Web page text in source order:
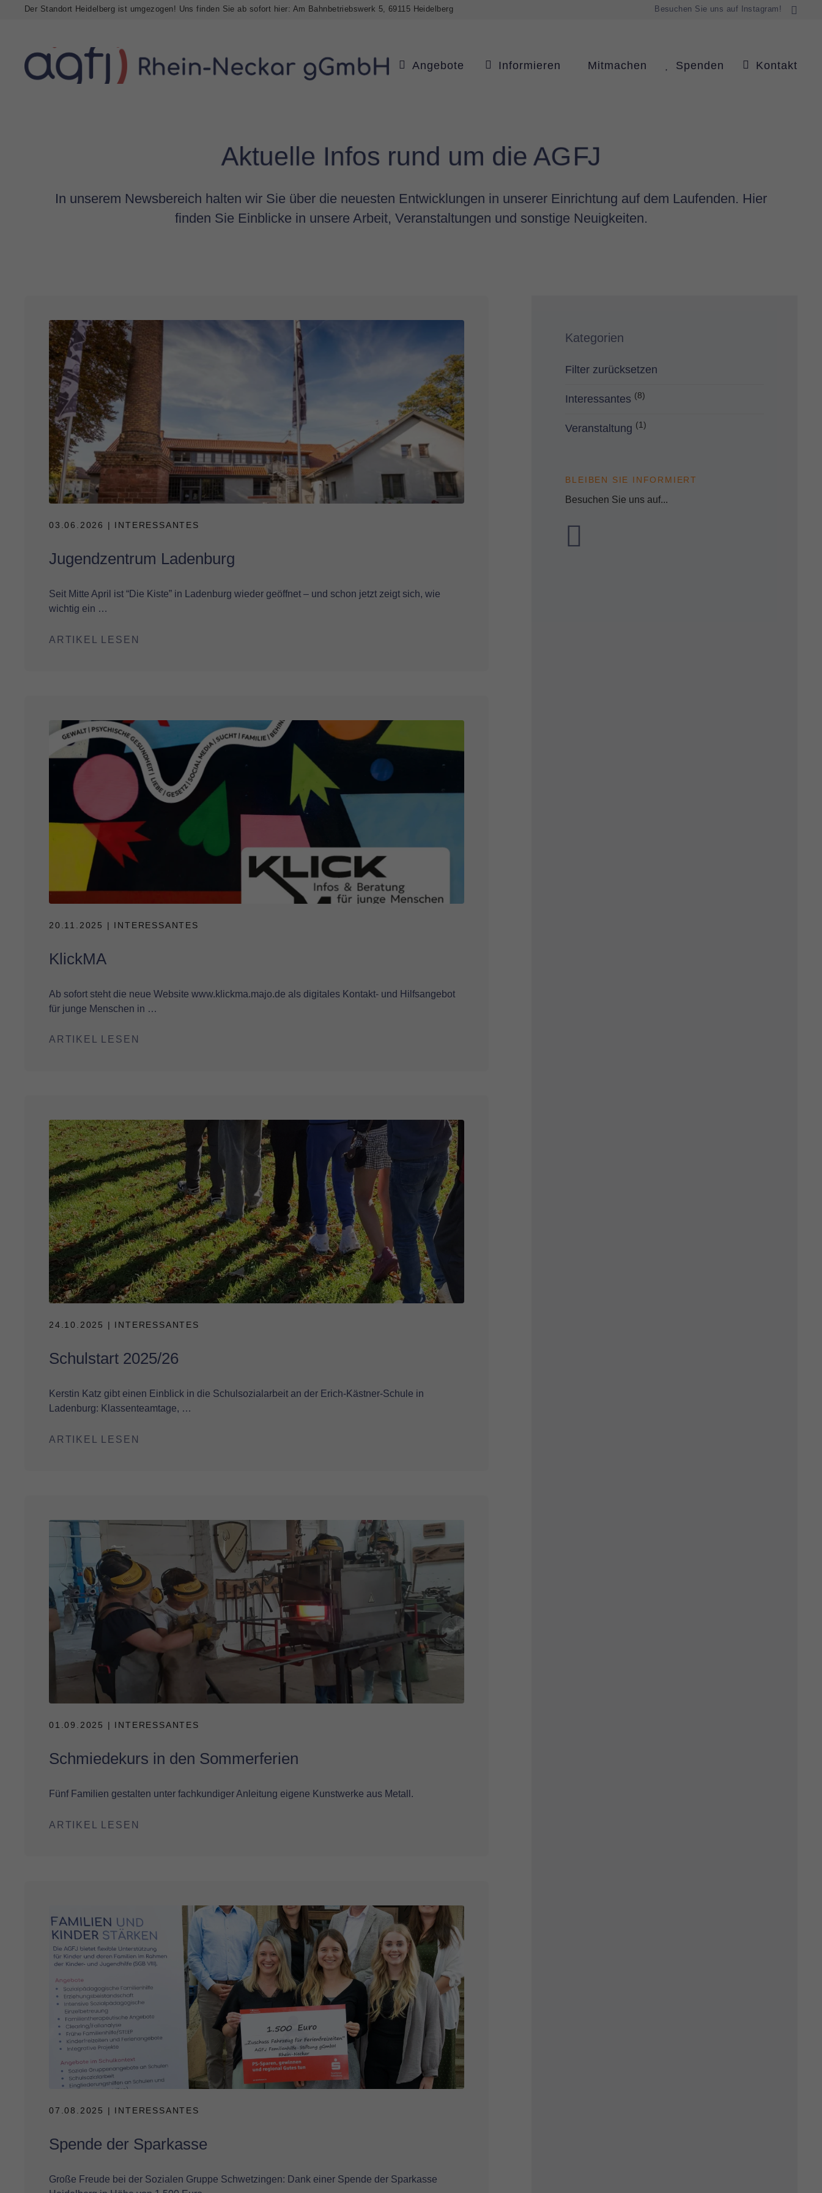
Der Standort Heidelberg ist umgezogen! Uns finden Sie ab sofort hier: Am Bahnbetriebswerk 5, 69115 Heidelberg Besuchen Sie uns auf Instagram!
Angebote Informieren Mitmachen Spenden Kontakt
Aktuelle Infos rund um die AGFJ
In unserem Newsbereich halten wir Sie über die neuesten Entwicklungen in unserer Einrichtung auf dem Laufenden. Hier
finden Sie Einblicke in unsere Arbeit, Veranstaltungen und sonstige Neuigkeiten.
03.06.2026 | INTERESSANTES
Jugendzentrum Ladenburg
Seit Mitte April ist “Die Kiste” in Ladenburg wieder geöffnet – und schon jetzt zeigt sich, wie
wichtig ein …
ARTIKEL LESEN
20.11.2025 | INTERESSANTES
KlickMA
Ab sofort steht die neue Website www.klickma.majo.de als digitales Kontakt- und Hilfsangebot
für junge Menschen in …
ARTIKEL LESEN
24.10.2025 | INTERESSANTES
Schulstart 2025/26
Kerstin Katz gibt einen Einblick in die Schulsozialarbeit an der Erich-Kästner-Schule in
Ladenburg: Klassenteamtage, …
ARTIKEL LESEN
01.09.2025 | INTERESSANTES
Schmiedekurs in den Sommerferien
Fünf Familien gestalten unter fachkundiger Anleitung eigene Kunstwerke aus Metall.
ARTIKEL LESEN
07.08.2025 | INTERESSANTES
Spende der Sparkasse
Große Freude bei der Sozialen Gruppe Schwetzingen: Dank einer Spende der Sparkasse
Kategorien
Filter zurücksetzen
Interessantes (8)
Veranstaltung (1)
BLEIBEN SIE INFORMIERT
Besuchen Sie uns auf...